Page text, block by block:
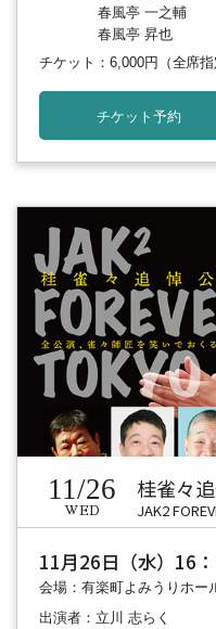
春風亭 一之輔
春風亭 昇也
チケット：6,000円 （全席
チケット予約
11/26
WED
桂雀々
JAK2
11月26日（水）16
会場：有楽町よみうりホー
出演者：立川 志らく